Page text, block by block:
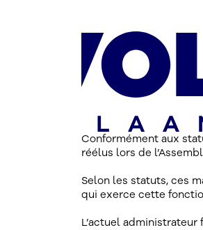
Conformément aux
réélus lors de
Selon les statuts, ces
qui exerce cette
L’actuel